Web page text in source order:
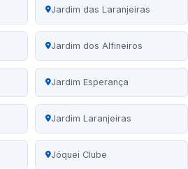
Jardim das Laranjeiras
Jardim dos Alfineiros
Jardim Esperança
Jardim Laranjeiras
Jóquei Clube